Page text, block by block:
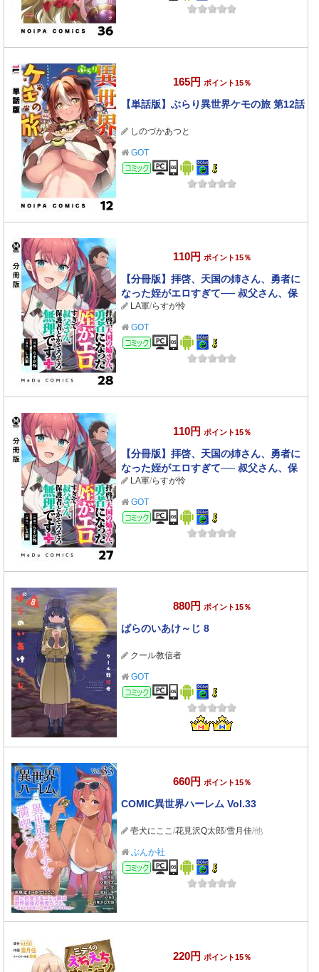
165円 ポイント15％
【単話版】ぶらり異世界ケモの旅 第12話
しのづかあつと
GOT
コミック
110円 ポイント15％
【分冊版】拝啓、天国の姉さん、勇者に
なった姪がエロすぎて── 叔父さん、保
護者とかそろそろ無理です＋（ぷらす）
28
LA軍/らすが怜
GOT
コミック
110円 ポイント15％
【分冊版】拝啓、天国の姉さん、勇者に
なった姪がエロすぎて── 叔父さん、保
護者とかそろそろ無理です＋（ぷらす）
27
LA軍/らすが怜
GOT
コミック
880円 ポイント15％
ぱらのいあけ～じ 8
クール教信者
GOT
コミック
660円 ポイント15％
COMIC異世界ハーレム Vol.33
壱犬にここ/花見沢Q太郎/雪月佳/他
ぶんか社
コミック
220円 ポイント15％